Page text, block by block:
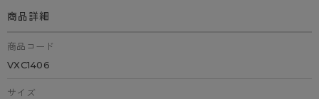
商品詳細
商品コード
VXC1406
サイズ